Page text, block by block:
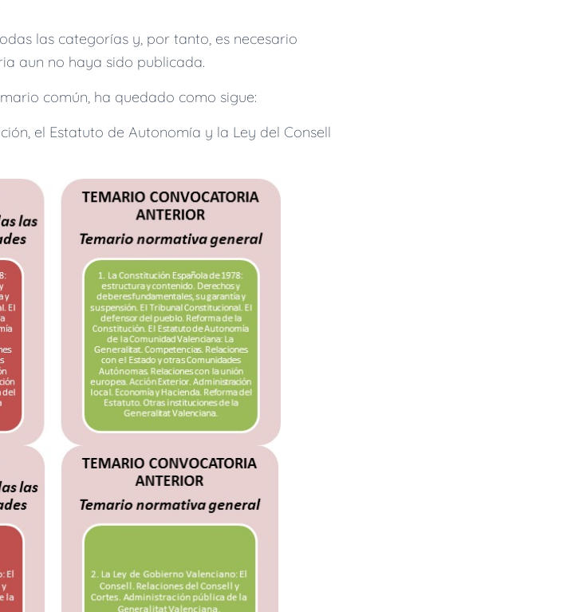
las categorías y, por tanto, es necesario
aun no haya sido publicada.
común, ha quedado como sigue:
el Estatuto de Autonomía y la Ley del Consell